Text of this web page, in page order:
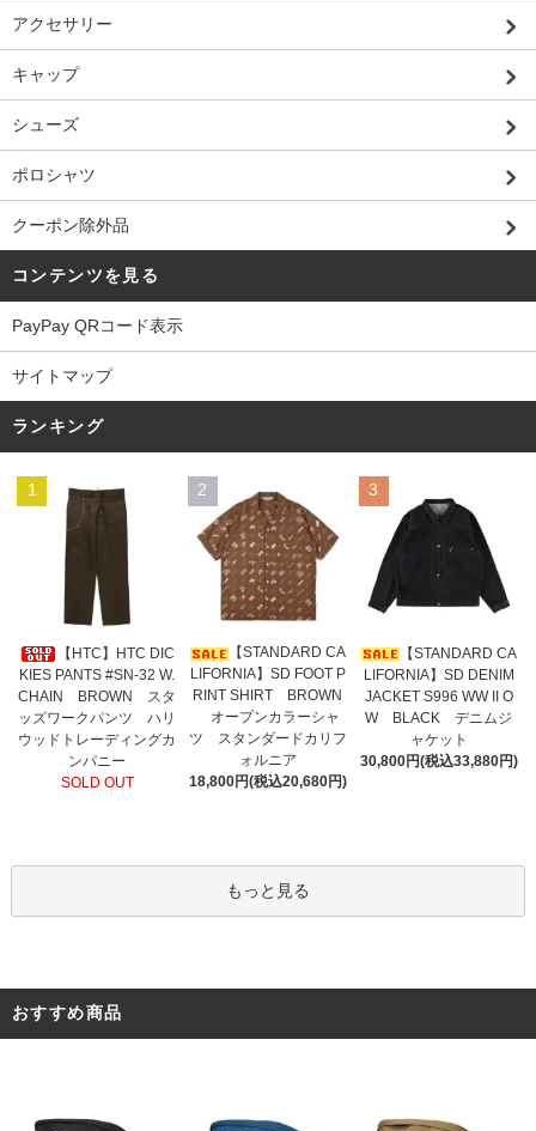
アクセサリー
キャップ
シューズ
ポロシャツ
クーポン除外品
コンテンツを見る
PayPay QRコード表示
サイトマップ
ランキング
1
【HTC】HTC DIC
KIES PANTS #SN-32 W.
CHAIN BROWN スタ
ッズワークパンツ ハリ
ウッドトレーディングカ
ンパニー
SOLD OUT
2
【STANDARD CA
LIFORNIA】SD FOOT P
RINT SHIRT BROWN
オープンカラーシャ
ツ スタンダードカリフ
ォルニア
18,800円(税込20,680円)
3
【STANDARD CA
LIFORNIA】SD DENIM
JACKET S996 WW II O
W BLACK デニムジ
ャケット
30,800円(税込33,880円)
もっと見る
おすすめ商品